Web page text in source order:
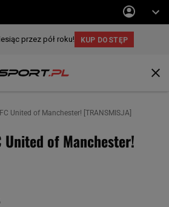
United of Manchester! [TRANSMISJA]
United of Manchester!